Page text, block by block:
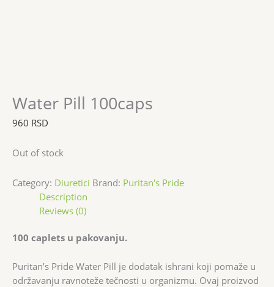
Water Pill 100caps
960 RSD
Out of stock
Category: Diuretici Brand: Puritan's Pride
Description
Reviews (0)
100 caplets u pakovanju.
Puritan’s Pride Water Pill je dodatak ishrani koji pomaže u
održavanju ravnoteže tečnosti u organizmu. Ovaj proizvod